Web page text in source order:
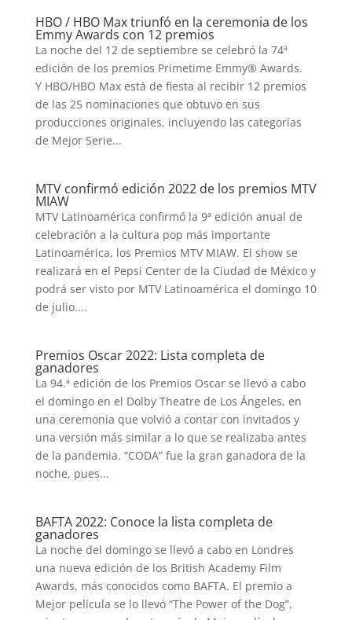
HBO / HBO Max triunfó en la ceremonia de los
Emmy Awards con 12 premios
La noche del 12 de septiembre se celebró la 74ª
edición de los premios Primetime Emmy® Awards.
Y HBO/HBO Max está de fiesta al recibir 12 premios
de las 25 nominaciones que obtuvo en sus
producciones originales, incluyendo las categorías
de Mejor Serie...
MTV confirmó edición 2022 de los premios MTV
MIAW
MTV Latinoamérica confirmó la 9ª edición anual de
celebración a la cultura pop más importante
Latinoamérica, los Premios MTV MIAW. El show se
realizará en el Pepsi Center de la Ciudad de México y
podrá ser visto por MTV Latinoamérica el domingo 10
de julio....
Premios Oscar 2022: Lista completa de
ganadores
La 94.ª edición de los Premios Oscar se llevó a cabo
el domingo en el Dolby Theatre de Los Ángeles, en
una ceremonia que volvió a contar con invitados y
una versión más similar a lo que se realizaba antes
de la pandemia. “CODA” fue la gran ganadora de la
noche, pues...
BAFTA 2022: Conoce la lista completa de
ganadores
La noche del domingo se llevó a cabo en Londres
una nueva edición de los British Academy Film
Awards, más conocidos como BAFTA. El premio a
Mejor película se lo llevó “The Power of the Dog”,